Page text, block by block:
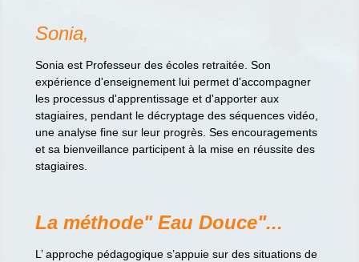
Sonia,
Sonia est Professeur des écoles retraitée. Son
expérience d'enseignement lui permet d'accompagner
les processus d'apprentissage et d'apporter aux
stagiaires, pendant le décryptage des séquences vidéo,
une analyse fine sur leur progrès. Ses encouragements
et sa bienveillance participent à la mise en réussite des
stagiaires.
La méthode" Eau Douce"...
L’ approche pédagogique s’appuie sur des situations de